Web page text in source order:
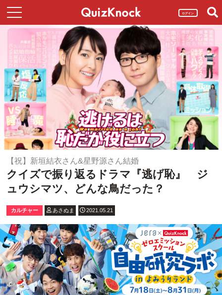
ログイン
【祝】新垣結衣さん&星野源さん結婚
クイズで振り返るドラマ『逃げ恥』 ジ
ュウシマツ、どんな鳥だった？
カルチャー あさぬま 2021.05.21